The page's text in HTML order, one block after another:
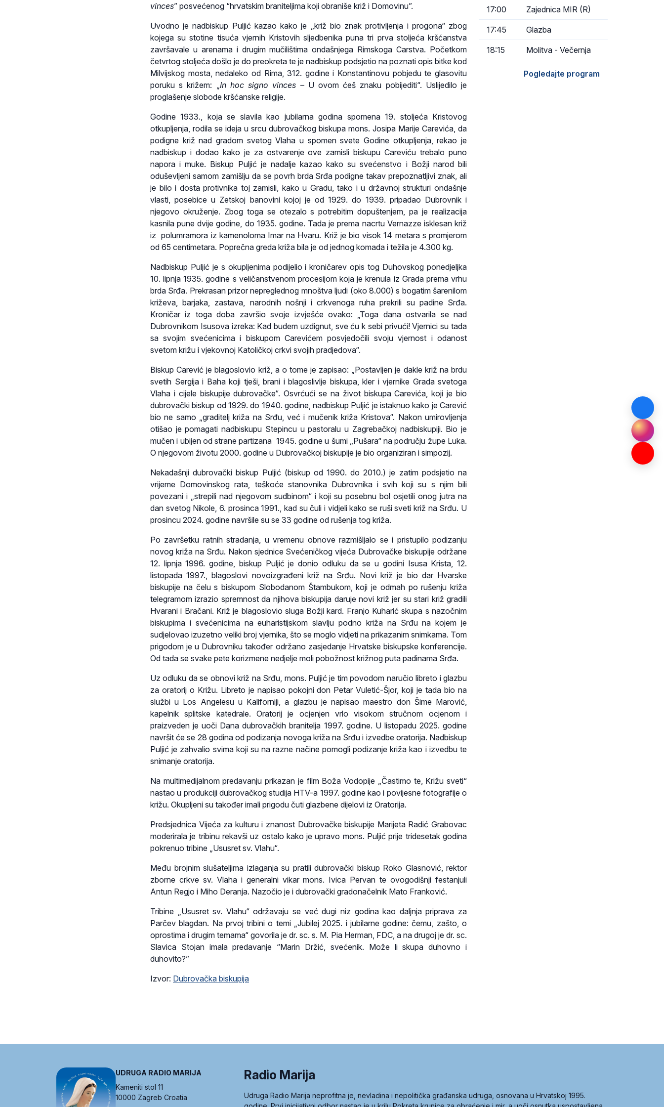
vinces” posvećenog “hrvatskim braniteljima koji obraniše križ i Domovinu”.
Uvodno je nadbiskup Puljić kazao kako je „križ bio znak protivljenja i progona“ zbog
kojega su stotine tisuća vjernih Kristovih sljedbenika puna tri prva stoljeća kršćanstva
završavale u arenama i drugim mučilištima ondašnjega Rimskoga Carstva. Početkom
četvrtog stoljeća došlo je do preokreta te je nadbiskup podsjetio na poznati opis bitke kod
Milvijskog mosta, nedaleko od Rima, 312. godine i Konstantinovu pobjedu te glasovitu
poruku s križem: „In hoc signo vinces – U ovom ćeš znaku pobijediti“. Uslijedilo je
proglašenje slobode kršćanske religije.
Godine 1933., koja se slavila kao jubilarna godina spomena 19. stoljeća Kristovog
otkupljenja, rodila se ideja u srcu dubrovačkog biskupa mons. Josipa Marije Carevića, da
podigne križ nad gradom svetog Vlaha u spomen svete Godine otkupljenja, rekao je
nadbiskup i dodao kako je za ostvarenje ove zamisli biskupu Careviću trebalo puno
napora i muke. Biskup Puljić je nadalje kazao kako su svećenstvo i Božji narod bili
oduševljeni samom zamišlju da se povrh brda Srđa podigne takav prepoznatljivi znak, ali
je bilo i dosta protivnika toj zamisli, kako u Gradu, tako i u državnoj strukturi ondašnje
vlasti, posebice u Zetskoj banovini kojoj je od 1929. do 1939. pripadao Dubrovnik i
njegovo okruženje. Zbog toga se otezalo s potrebitim dopuštenjem, pa je realizacija
kasnila pune dvije godine, do 1935. godine. Tada je prema nacrtu Vernazze isklesan križ
iz polumramora iz kamenoloma Imar na Hvaru. Križ je bio visok 14 metara s promjerom
od 65 centimetara. Poprečna greda križa bila je od jednog komada i težila je 4.300 kg.
Nadbiskup Puljić je s okupljenima podijelio i kroničarev opis tog Duhovskog ponedjeljka
10. lipnja 1935. godine s veličanstvenom procesijom koja je krenula iz Grada prema vrhu
brda Srđa. Prekrasan prizor nepreglednog mnoštva ljudi (oko 8.000) s bogatim šarenilom
križeva, barjaka, zastava, narodnih nošnji i crkvenoga ruha prekrili su padine Srđa.
Kroničar iz toga doba završio svoje izvješće ovako: „Toga dana ostvarila se nad
Dubrovnikom Isusova izreka: Kad budem uzdignut, sve ću k sebi privući! Vjernici su tada
sa svojim svećenicima i biskupom Carevićem posvjedočili svoju vjernost i odanost
svetom križu i vjekovnoj Katoličkoj crkvi svojih pradjedova“.
Biskup Carević je blagoslovio križ, a o tome je zapisao: „Postavljen je dakle križ na brdu
svetih Sergija i Baha koji tješi, brani i blagoslivlje biskupa, kler i vjernike Grada svetoga
Vlaha i cijele biskupije dubrovačke“. Osvrćući se na život biskupa Carevića, koji je bio
dubrovački biskup od 1929. do 1940. godine, nadbiskup Puljić je istaknuo kako je Carević
bio ne samo „graditelj križa na Srđu, već i mučenik križa Kristova“. Nakon umirovljenja
otišao je pomagati nadbiskupu Stepincu u pastoralu u Zagrebačkoj nadbiskupiji. Bio je
mučen i ubijen od strane partizana 1945. godine u šumi „Pušara“ na području župe Luka.
O njegovom životu 2000. godine u Dubrovačkoj biskupije je bio organiziran i simpozij.
Nekadašnji dubrovački biskup Puljić (biskup od 1990. do 2010.) je zatim podsjetio na
vrijeme Domovinskog rata, teškoće stanovnika Dubrovnika i svih koji su s njim bili
povezani i „strepili nad njegovom sudbinom“ i koji su posebnu bol osjetili onog jutra na
dan svetog Nikole, 6. prosinca 1991., kad su čuli i vidjeli kako se ruši sveti križ na Srđu. U
prosincu 2024. godine navršile su se 33 godine od rušenja tog križa.
Po završetku ratnih stradanja, u vremenu obnove razmišljalo se i pristupilo podizanju
novog križa na Srđu. Nakon sjednice Svećeničkog vijeća Dubrovačke biskupije održane
12. lipnja 1996. godine, biskup Puljić je donio odluku da se u godini Isusa Krista, 12.
listopada 1997., blagoslovi novoizgrađeni križ na Srđu. Novi križ je bio dar Hvarske
biskupije na čelu s biskupom Slobodanom Štambukom, koji je odmah po rušenju križa
telegramom izrazio spremnost da njihova biskupija daruje novi križ jer su stari križ gradili
Hvarani i Bračani. Križ je blagoslovio sluga Božji kard. Franjo Kuharić skupa s nazočnim
biskupima i svećenicima na euharistijskom slavlju podno križa na Srđu na kojem je
sudjelovao izuzetno veliki broj vjernika, što se moglo vidjeti na prikazanim snimkama. Tom
prigodom je u Dubrovniku također održano zasjedanje Hrvatske biskupske konferencije.
Od tada se svake pete korizmene nedjelje moli pobožnost križnog puta padinama Srđa.
Uz odluku da se obnovi križ na Srđu, mons. Puljić je tim povodom naručio libreto i glazbu
za oratorij o Križu. Libreto je napisao pokojni don Petar Vuletić-Šjor, koji je tada bio na
službi u Los Angelesu u Kaliforniji, a glazbu je napisao maestro don Šime Marović,
kapelnik splitske katedrale. Oratorij je ocjenjen vrlo visokom stručnom ocjenom i
praizveden je uoči Dana dubrovačkih branitelja 1997. godine. U listopadu 2025. godine
navršit će se 28 godina od podizanja novoga križa na Srđu i izvedbe oratorija. Nadbiskup
Puljić je zahvalio svima koji su na razne načine pomogli podizanje križa kao i izvedbu te
snimanje oratorija.
Na multimedijalnom predavanju prikazan je film Boža Vodopije „Častimo te, Križu sveti“
nastao u produkciji dubrovačkog studija HTV-a 1997. godine kao i povijesne fotografije o
križu. Okupljeni su također imali prigodu čuti glazbene dijelovi iz Oratorija.
Predsjednica Vijeća za kulturu i znanost Dubrovačke biskupije Marijeta Radić Grabovac
moderirala je tribinu rekavši uz ostalo kako je upravo mons. Puljić prije tridesetak godina
pokrenuo tribine „Ususret sv. Vlahu“.
Među brojnim slušateljima izlaganja su pratili dubrovački biskup Roko Glasnović, rektor
zborne crkve sv. Vlaha i generalni vikar mons. Ivica Pervan te ovogodišnji festanjuli
Antun Regjo i Miho Deranja. Nazočio je i dubrovački gradonačelnik Mato Franković.
Tribine „Ususret sv. Vlahu“ održavaju se već dugi niz godina kao daljnja priprava za
Parčev blagdan. Na prvoj tribini o temi „Jubilej 2025. i jubilarne godine: čemu, zašto, o
oprostima i drugim temama“ govorila je dr. sc. s. M. Pia Herman, FDC, a na drugoj je dr. sc.
Slavica Stojan imala predavanje “Marin Držić, svećenik. Može li skupa duhovno i
duhovito?”
Izvor: Dubrovačka biskupija
17:00 Zajednica MIR (R)
17:45 Glazba
18:15 Molitva - Večernja
Pogledajte program
UDRUGA RADIO MARIJA
Kameniti stol 11
10000 Zagreb Croatia
Radio Marija
Udruga Radio Marija neprofitna je, nevladina i nepolitička građanska udruga, osnovana u Hrvatskoj 1995.